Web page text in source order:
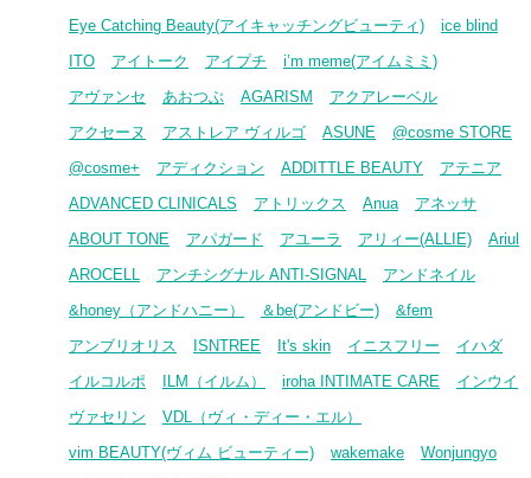
Eye Catching Beauty(アイキャッチングビューティ)
ice blind
ITO
アイトーク アイプチ
i’m meme(アイムミミ)
アヴァンセ
あおつぶ AGARISM
アクアレーベル
アクセーヌ
アストレア ヴィルゴ ASUNE
@cosme STORE
@cosme+
アディクション ADDITTLE BEAUTY
アテニア
ADVANCED CLINICALS
アトリックス Anua
アネッサ
ABOUT TONE
アパガード アユーラ アリィー(ALLIE)
Ariul
AROCELL
アンチシグナル ANTI-SIGNAL
アンドネイル
&honey（アンドハニー）
＆be(アンドビー)
&fem
アンブリオリス
ISNTREE It's skin イニスフリー
イハダ
イルコルポ
ILM（イルム） iroha INTIMATE CARE
インウイ
ヴァセリン
VDL（ヴィ・ディー・エル）
vim BEAUTY(ヴィム ビューティー)
wakemake
Wonjungyo